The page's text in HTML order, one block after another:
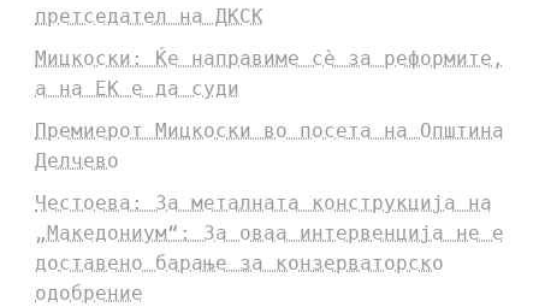
претседател на ДКСК
Мицкоски: Ќе направиме сè за реформите,
а на ЕК е да суди
Премиерот Мицкоски во посета на Општина
Делчево
Честоева: За металната конструкција на
„Македониум“: За оваа интервенција не е
доставено барање за конзерваторско
одобрение